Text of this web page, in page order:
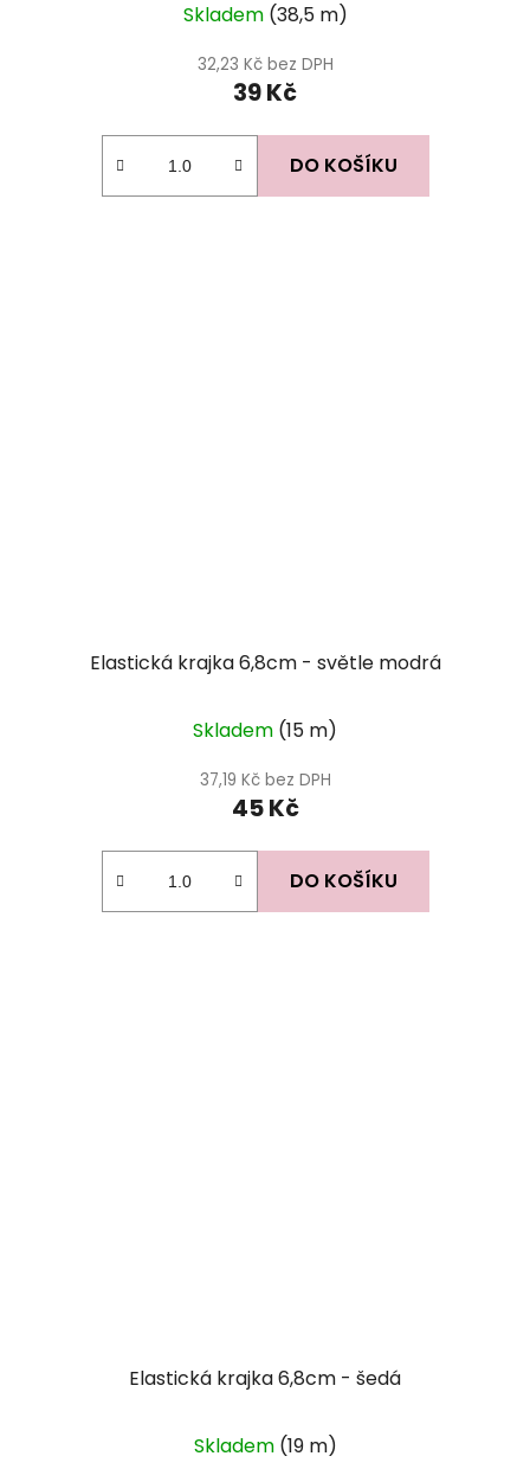
Skladem (38,5 m)
32,23 Kč bez DPH
39 Kč
DO KOŠÍKU
Elastická krajka 6,8cm - světle modrá
Skladem (15 m)
37,19 Kč bez DPH
45 Kč
DO KOŠÍKU
Elastická krajka 6,8cm - šedá
Skladem (19 m)